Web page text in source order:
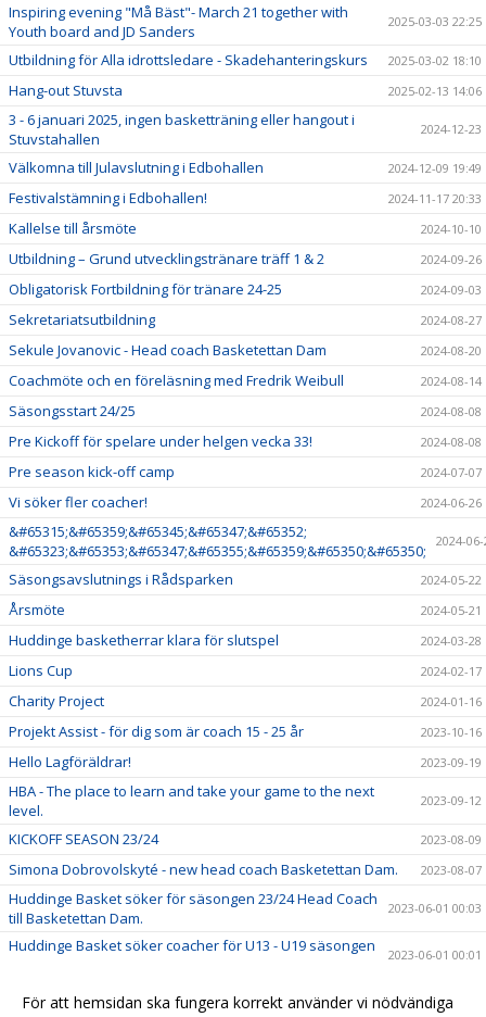
Inspiring evening "Må Bäst"- March 21 together with
Youth board and JD Sanders
2025-03-03 22:25
Utbildning för Alla idrottsledare - Skadehanteringskurs 2025-03-02 18:10
Hang-out Stuvsta 2025-02-13 14:06
3 - 6 januari 2025, ingen basketträning eller hangout i
Stuvstahallen
2024-12-23
Välkomna till Julavslutning i Edbohallen 2024-12-09 19:49
Festivalstämning i Edbohallen! 2024-11-17 20:33
Kallelse till årsmöte 2024-10-10
Utbildning – Grund utvecklingstränare träff 1 & 2 2024-09-26
Obligatorisk Fortbildning för tränare 24-25 2024-09-03
Sekretariatsutbildning 2024-08-27
Sekule Jovanovic - Head coach Basketettan Dam 2024-08-20
Coachmöte och en föreläsning med Fredrik Weibull 2024-08-14
Säsongsstart 24/25 2024-08-08
Pre Kickoff för spelare under helgen vecka 33! 2024-08-08
Pre season kick-off camp 2024-07-07
Vi söker fler coacher! 2024-06-26
&#65315;&#65359;&#65345;&#65347;&#65352;
&#65323;&#65353;&#65347;&#65355;&#65359;&#65350;&#65350;
2024-
Säsongsavslutnings i Rådsparken 2024-05-22
Årsmöte 2024-05-21
Huddinge basketherrar klara för slutspel 2024-03-28
Lions Cup 2024-02-17
Charity Project 2024-01-16
Projekt Assist - för dig som är coach 15 - 25 år 2023-10-16
Hello Lagföräldrar! 2023-09-19
HBA - The place to learn and take your game to the next
level.
2023-09-12
KICKOFF SEASON 23/24 2023-08-09
Simona Dobrovolskyté - new head coach Basketettan Dam. 2023-08-07
Huddinge Basket söker för säsongen 23/24 Head Coach
till Basketettan Dam.
2023-06-01 00:03
Huddinge Basket söker coacher för U13 - U19 säsongen
2023-06-01 00:01
Summercamp BIG BOUNCE 2023 2023-02-27
För att hemsidan ska fungera korrekt använder vi nödvändiga